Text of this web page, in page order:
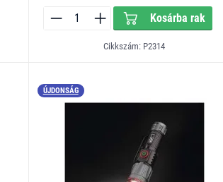
Kosárba rak
Cikkszám: P2314
ÚJDONSÁG